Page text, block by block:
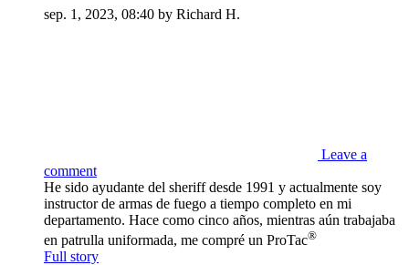
sep. 1, 2023, 08:40 by Richard H.
Leave a
comment
He sido ayudante del sheriff desde 1991 y actualmente soy
instructor de armas de fuego a tiempo completo en mi
departamento. Hace como cinco años, mientras aún trabajaba
en patrulla uniformada, me compré un ProTac®
Full story